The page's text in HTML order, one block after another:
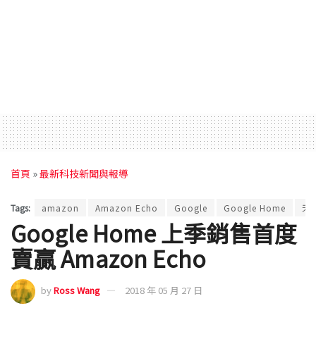
首頁 »最新科技新聞與報導
Tags: amazon Amazon Echo Google Google Home 天
Google Home 上季銷售首度
賣贏 Amazon Echo
byRoss Wang 2018 年 05 月 27 日